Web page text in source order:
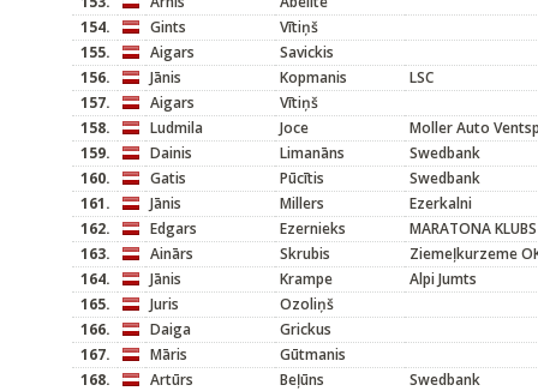
154.
Gints
Vītiņš
155.
Aigars
Savickis
156.
Jānis Kopmanis
LSC
157.
Aigars
Vītiņš
158.
Ludmila Joce
Moller Auto
159.
Dainis Limanāns
Swedbank
160.
Gatis Pūcītis
Swedbank
161.
Jānis Millers
Ezerkalni
162.
Edgars Ezernieks
MARATONA KLUBS
163.
Ainārs Skrubis
Ziemeļkurzeme
164.
Jānis Krampe
Alpi Jumts
165.
Juris
Ozoliņš
166.
Daiga
Grickus
167.
Māris
Gūtmanis
168.
Artūrs Beļūns
Swedbank